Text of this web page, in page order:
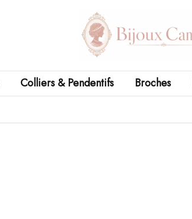
Colliers & Pendentifs Broches